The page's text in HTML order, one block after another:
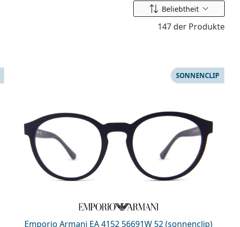
Ordnen nach
Beliebtheit
147 der Produkte
Emporio Armani EA 4152 56691W 52 (sonnenclip)
SONNENCLIP